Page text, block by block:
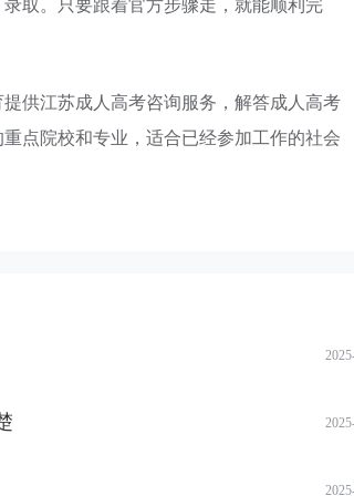
取。只要跟着官方步骤走，就能顺利完
供江苏成人高考咨询服务，解答成人高考
点院校和专业，适合已经参加工作的社会